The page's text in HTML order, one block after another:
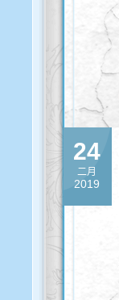
24
二月
2019